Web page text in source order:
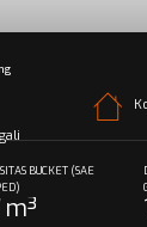
BUCKET (SAE
m³